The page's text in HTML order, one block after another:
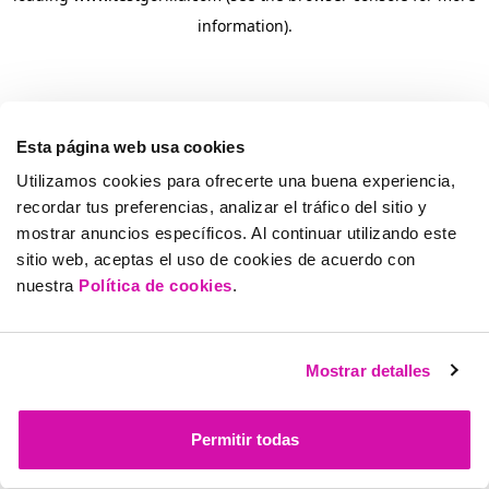
Esta página web usa cookies
Utilizamos cookies para ofrecerte una buena experiencia,
recordar tus preferencias, analizar el tráfico del sitio y
mostrar anuncios específicos. Al continuar utilizando este
sitio web, aceptas el uso de cookies de acuerdo con
nuestra Política de cookies.
Mostrar detalles
Permitir todas
information).